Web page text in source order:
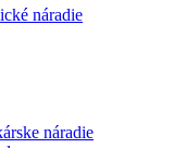
náradie
náradie